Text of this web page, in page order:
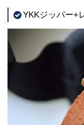
YKKジッパー+